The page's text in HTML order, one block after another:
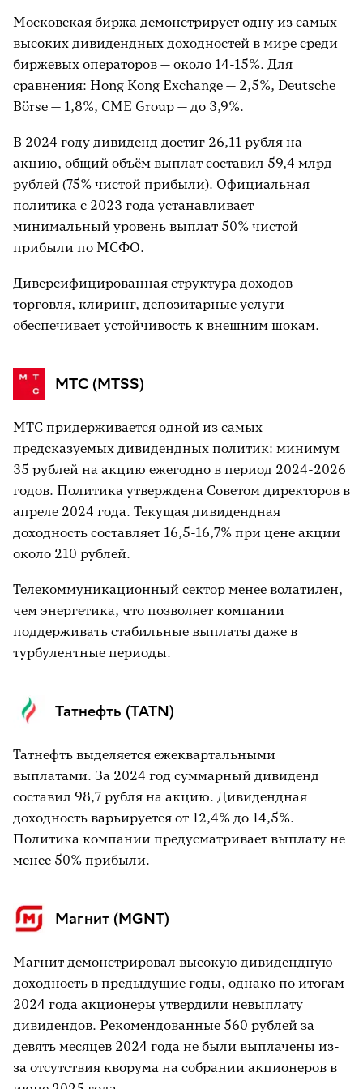
Московская биржа демонстрирует одну из самых
высоких дивидендных доходностей в мире среди
биржевых операторов — около 14-15%. Для
сравнения: Hong Kong Exchange — 2,5%, Deutsche
Börse — 1,8%, CME Group — до 3,9%.
В 2024 году дивиденд достиг 26,11 рубля на
акцию, общий объём выплат составил 59,4 млрд
рублей (75% чистой прибыли). Официальная
политика с 2023 года устанавливает
минимальный уровень выплат 50% чистой
прибыли по МСФО.
Диверсифицированная структура доходов —
торговля, клиринг, депозитарные услуги —
обеспечивает устойчивость к внешним шокам.
МТС (MTSS)
МТС придерживается одной из самых
предсказуемых дивидендных политик: минимум
35 рублей на акцию ежегодно в период 2024-2026
годов. Политика утверждена Советом директоров в
апреле 2024 года. Текущая дивидендная
доходность составляет 16,5-16,7% при цене акции
около 210 рублей.
Телекоммуникационный сектор менее волатилен,
чем энергетика, что позволяет компании
поддерживать стабильные выплаты даже в
турбулентные периоды.
Татнефть (TATN)
Татнефть выделяется ежеквартальными
выплатами. За 2024 год суммарный дивиденд
составил 98,7 рубля на акцию. Дивидендная
доходность варьируется от 12,4% до 14,5%.
Политика компании предусматривает выплату не
менее 50% прибыли.
Магнит (MGNT)
Магнит демонстрировал высокую дивидендную
доходность в предыдущие годы, однако по итогам
2024 года акционеры утвердили невыплату
дивидендов. Рекомендованные 560 рублей за
девять месяцев 2024 года не были выплачены из-
за отсутствия кворума на собрании акционеров в